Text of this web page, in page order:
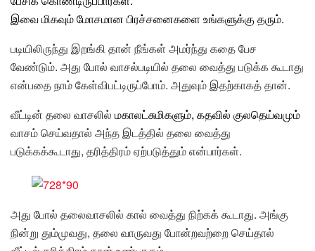
இவை மிகவும் மோசமான பிரச்சனைகளை உங்களுக்கு தரும்.
படியிலிருந்து இறங்கி தான் நீங்கள் அமர்ந்து கதை பேச
வேண்டும். அது போல் வாசல்படியில் தலை வைத்து படுக்க கூடாது
என்பதை நாம் கேள்விபட்டிருப்போம். அதுவும் இதற்காகத் தான்.
வீட்டின் தலை வாசலில் மகாலட்சுமிகளும், கதவில் குலதெய்வமும்
வாசம் செய்வதால் அந்த இடத்தில் தலை வைத்து
படுக்கக்கூடாது, தரித்திரம் ஏற்படுத்தும் என்பார்கள்.
அது போல் தலைவாசலில் கால் வைத்து நிற்கக் கூடாது. அங்கு
நின்று தும்முவது, தலை வாருவது போன்றவற்றை செய்தால்